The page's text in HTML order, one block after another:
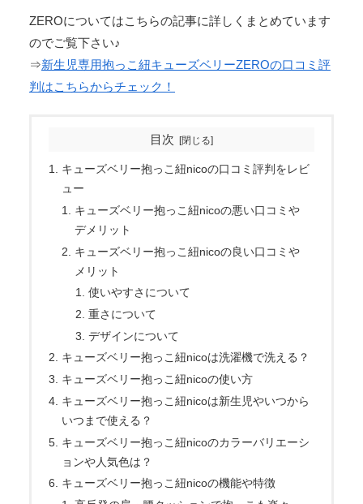
ZEROについてはこちらの記事に詳しくまとめています
のでご覧下さい♪
⇒新生児専用抱っこ紐キューズベリーZEROの口コミ評
判はこちらからチェック！
目次
キューズベリー抱っこ紐nicoの口コミ評判をレビ
ュー
キューズベリー抱っこ紐nicoの悪い口コミや
デメリット
キューズベリー抱っこ紐nicoの良い口コミや
メリット
使いやすさについて
重さについて
デザインについて
キューズベリー抱っこ紐nicoは洗濯機で洗える？
キューズベリー抱っこ紐nicoの使い方
キューズベリー抱っこ紐nicoは新生児やいつから
いつまで使える？
キューズベリー抱っこ紐nicoのカラーバリエーシ
ョンや人気色は？
キューズベリー抱っこ紐nicoの機能や特徴